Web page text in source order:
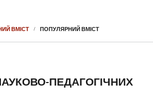
МЕНЮ
ВМІСТ ПОПУЛЯРНИЙ ВМІСТ
ПЕДАГОГІЧНИХ